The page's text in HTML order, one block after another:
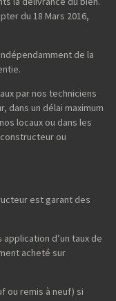
du 18 Mars 2016,
de la
par nos techniciens
dans un délai maximum
locaux ou dans les
ou
est garant des
application d’un taux de
acheté sur
ou remis à neuf) si